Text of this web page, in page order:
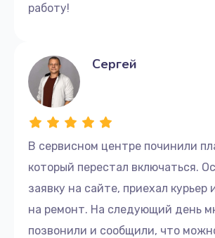
работу!
В сервисном центре починили
который перестал включаться.
заявку на сайте, приехал курьер
на ремонт. На следующий день
позвонили и сообщили, что
Сергей